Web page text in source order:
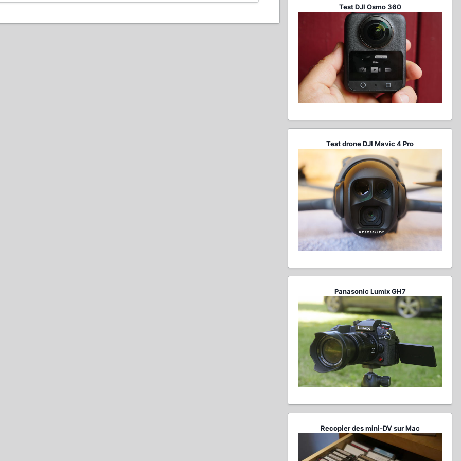
Test DJI Osmo 360
Test drone DJI Mavic 4 Pro
Panasonic Lumix GH7
Recopier des mini-DV sur Mac